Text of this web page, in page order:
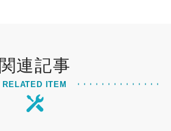
関連記事
RELATED ITEM